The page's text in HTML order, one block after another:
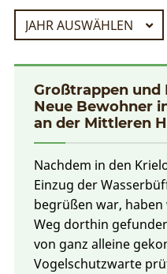
Großtrappen und
Neue Bewohner
an der Mittleren
Nachdem in den
Einzug der
begrüßen war,
Weg dorthin
von ganz alleine
Vogelschutzwarte